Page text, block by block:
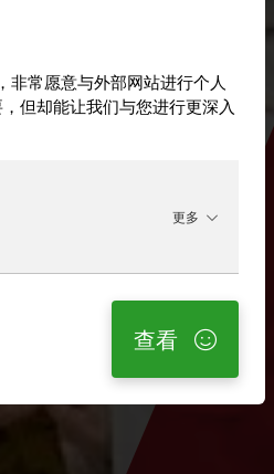
常愿意与外部网站进行个人
但却能让我们与您进行更深入
更多
查看